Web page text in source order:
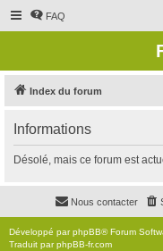
FAQ
Index du forum
Informations
Désolé, mais ce forum est
Nous contacter
Développé parphpBB® Forum
Traduit parphpBB-fr.com